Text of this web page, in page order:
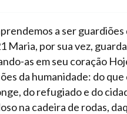
a ser guardiões
Maria, por sua vez,
as em seu coração
da humanidade: do
do refugiado e do
na cadeira de rodas,